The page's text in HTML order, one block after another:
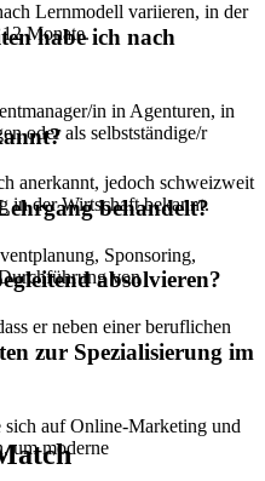
Lernmodell variieren, in der
Monate.
habe ich nach
in in Agenturen, in
oder als selbstständige/r
anerkannt, jedoch schweizweit
in der Wirtschaft bekannt.
behandelt?
Sponsoring,
von
absolvieren?
er neben einer beruflichen
zur Spezialisierung im
sich auf Online-Marketing und
um moderne